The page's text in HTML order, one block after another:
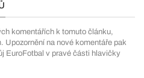
komentářích k tomuto článku,
Upozornění na nové komentáře pak
EuroFotbal v pravé části hlavičky